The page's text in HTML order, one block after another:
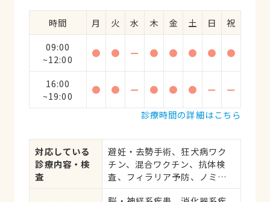
時間 月 火 水 木 金 土 日
祝
09:00
~12:00
● ● ー ● ● ● ● ●
16:00
~19:00
● ● ー ● ● ● ー
ー
診療時間の詳細はこちら
対応している
診療内容・検
査
避妊・去勢手術、狂犬病ワク
チン、混合ワクチン、抗体検
査、フィラリア予防、ノミ・